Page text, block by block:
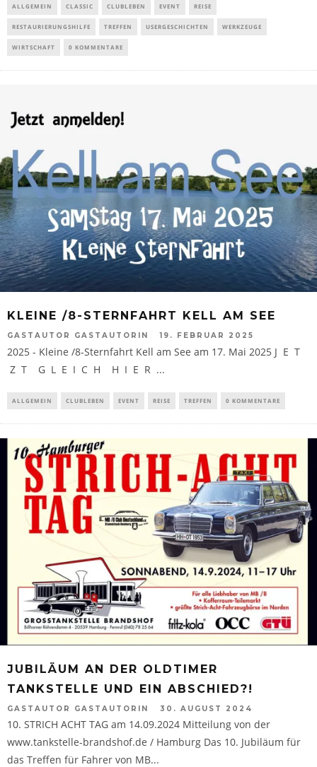
ALLGEMEIN CLASSIC CLUBLEBEN EVENT REISE
RESTAURIERUNGSHILFE TREFFEN USERGESCHICHTEN WERKZEUGE
WIRTSCHAFT 0 KOMMENTARE
KLEINE /8-STERNFAHRT KELL AM SEE
GASTAUTOR GASTAUTORIN 19. FEBRUAR 2025
2025 - Kleine /8-Sternfahrt Kell am See am 17. Mai 2025 J E T
Z T G L E I C H H I E R ...
ALLGEMEIN CLUBLEBEN EVENT REISE TREFFEN 0 KOMMENTARE
JUBILÄUM AN DER OLDTIMER
TANKSTELLE UND EIN ABSCHIED?!
GASTAUTOR GASTAUTORIN 30. AUGUST 2024
10. STRICH ACHT TAG am 14.09.2024 Mitteilung von der
www.tankstelle-brandshof.de / Hamburg Das 10. Jubiläum für
das Treffen für Fahrer von MB...